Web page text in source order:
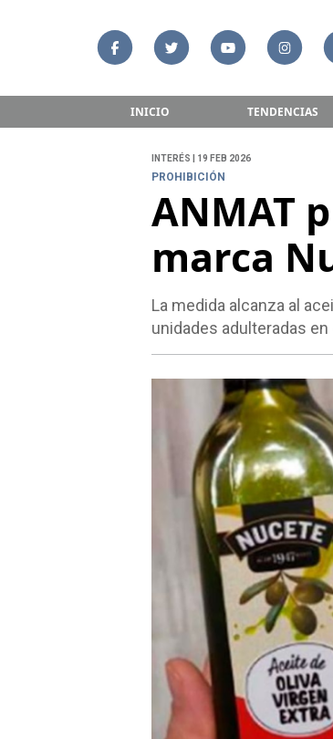
INICIO TENDENCIAS
INTERÉS | 19 FEB 2026
PROHIBICIÓN
ANMAT
marca
La medida alcanza al
unidades adulteradas en